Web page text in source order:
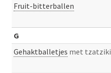
Fruit-bitterballen
G
Gehaktballetjes met tzatziki